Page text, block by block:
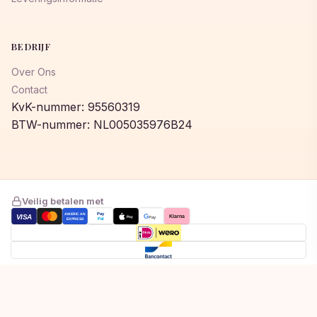
BEDRIJF
Over Ons
Contact
KvK-nummer: 95560319
BTW-nummer: NL005035976B24
Veilig betalen met
VISA
AMERICAN
EXPRESS
Pay
Pal Pay GPay Klarna